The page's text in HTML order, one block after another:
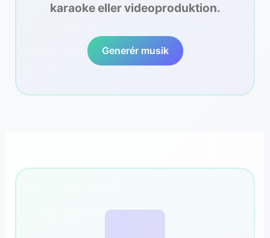
karaoke eller videoproduktion.
Generér musik